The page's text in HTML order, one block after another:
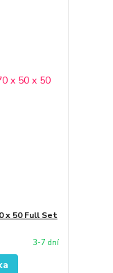
x 50 Full Set
3-7 dní